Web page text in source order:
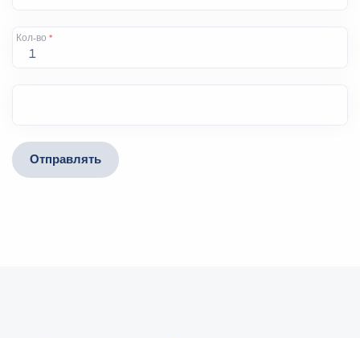
Кол-во *
Отправлять